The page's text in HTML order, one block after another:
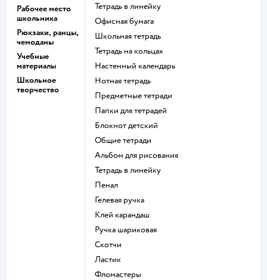
Рабочее место
школьника
Рюкзаки, ранцы,
чемоданы
Учебные
материалы
Школьное
творчество
Тетрадь в линейку
Офисная бумага
Школьная тетрадь
Тетрадь на кольцах
Настенный календарь
Нотная тетрадь
Предметные тетради
Папки для тетрадей
Блокнот детский
Общие тетради
Альбом для рисования
Тетрадь в линейку
Пенал
Гелевая ручка
Клей карандаш
Ручка шариковая
Скотчи
Ластик
Фломастеры